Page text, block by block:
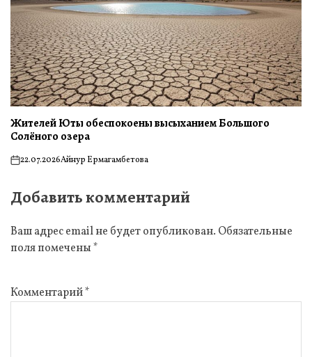
Жителей Юты обеспокоены высыханием Большого
Солёного озера
on22.07.2026Айнур Ермагамбетова
Добавить комментарий
Ваш адрес email не будет опубликован. Обязательные
поля помечены*
Комментарий*